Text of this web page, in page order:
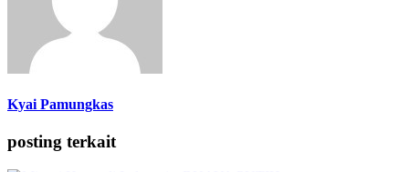
Kyai Pamungkas
posting terkait